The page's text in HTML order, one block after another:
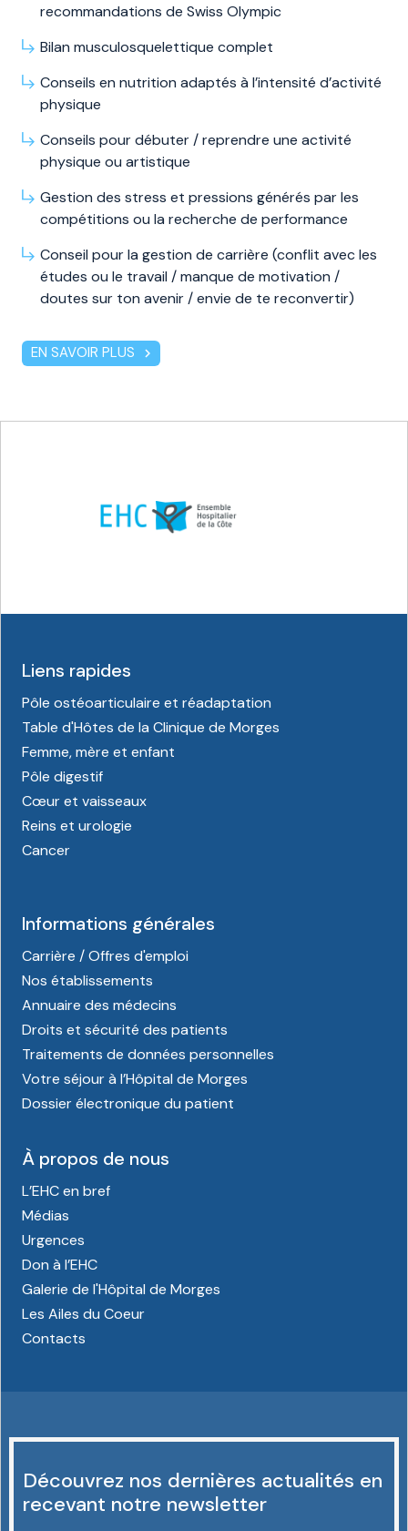
recommandations de Swiss Olympic
Bilan musculosquelettique complet
Conseils en nutrition adaptés à l’intensité d’activité
physique
Conseils pour débuter / reprendre une activité
physique ou artistique
Gestion des stress et pressions générés par les
compétitions ou la recherche de performance
Conseil pour la gestion de carrière (conflit avec les
études ou le travail / manque de motivation /
doutes sur ton avenir / envie de te reconvertir)
EN SAVOIR PLUS chevron_right
Liens rapides
Pôle ostéoarticulaire et réadaptation
Table d'Hôtes de la Clinique de Morges
Femme, mère et enfant
Pôle digestif
Cœur et vaisseaux
Reins et urologie
Cancer
Informations générales
Carrière / Offres d'emploi
Nos établissements
Annuaire des médecins
Droits et sécurité des patients
Traitements de données personnelles
Votre séjour à l’Hôpital de Morges
Dossier électronique du patient
À propos de nous
L’EHC en bref
Médias
Urgences
Don à l’EHC
Galerie de l'Hôpital de Morges
Les Ailes du Coeur
Contacts
Découvrez nos dernières actualités en
recevant notre newsletter